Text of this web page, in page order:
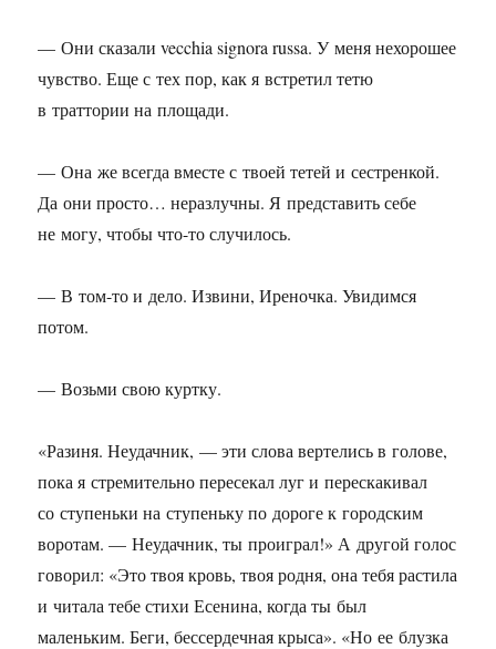
— Они сказали vecchia signora russa. У меня нехорошее
чувство. Еще с тех пор, как я встретил тетю
в траттории на площади.
— Она же всегда вместе с твоей тетей и сестренкой.
Да они просто… неразлучны. Я представить себе
не могу, чтобы что-то случилось.
— В том-то и дело. Извини, Иреночка. Увидимся
потом.
— Возьми свою куртку.
«Разиня. Неудачник, — эти слова вертелись в голове,
пока я стремительно пересекал луг и перескакивал
со ступеньки на ступеньку по дороге к городским
воротам. — Неудачник, ты проиграл!» А другой голос
говорил: «Это твоя кровь, твоя родня, она тебя растила
и читала тебе стихи Есенина, когда ты был
маленьким. Беги, бессердечная крыса». «Но ее блузка